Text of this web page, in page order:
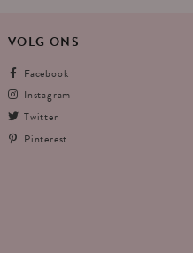
VOLG ONS
Facebook
Instagram
Twitter
Pinterest